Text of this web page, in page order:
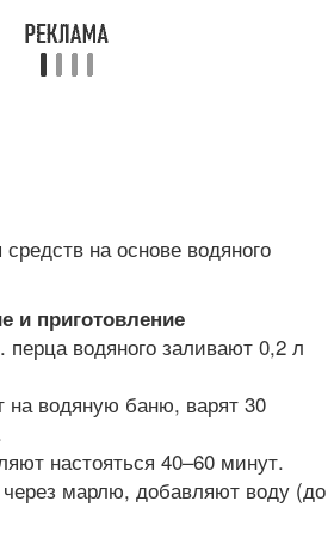
на основе водяного
и приготовление
перца водяного заливают 0,2 л
на водяную баню, варят 30
настояться 40–60 минут.
марлю, добавляют воду (до